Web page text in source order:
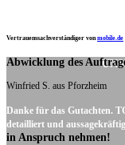
Vertrauenssachverständiger vonmobile.de
Abwicklung des
Winfried S. aus Pforzheim
Danke für das Gutachten.
detailliert und
in Anspruch nehmen!